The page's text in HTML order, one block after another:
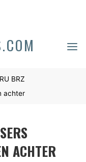
BRZ
achter
ACHTER